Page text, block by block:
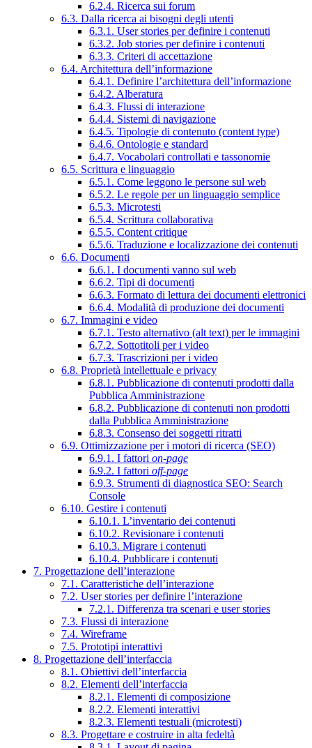
6.2.4. Ricerca sui forum
6.3. Dalla ricerca ai bisogni degli utenti
6.3.1. User stories per definire i contenuti
6.3.2. Job stories per definire i contenuti
6.3.3. Criteri di accettazione
6.4. Architettura dell’informazione
6.4.1. Definire l’architettura dell’informazione
6.4.2. Alberatura
6.4.3. Flussi di interazione
6.4.4. Sistemi di navigazione
6.4.5. Tipologie di contenuto (content type)
6.4.6. Ontologie e standard
6.4.7. Vocabolari controllati e tassonomie
6.5. Scrittura e linguaggio
6.5.1. Come leggono le persone sul web
6.5.2. Le regole per un linguaggio semplice
6.5.3. Microtesti
6.5.4. Scrittura collaborativa
6.5.5. Content critique
6.5.6. Traduzione e localizzazione dei contenuti
6.6. Documenti
6.6.1. I documenti vanno sul web
6.6.2. Tipi di documenti
6.6.3. Formato di lettura dei documenti elettronici
6.6.4. Modalità di produzione dei documenti
6.7. Immagini e video
6.7.1. Testo alternativo (alt text) per le immagini
6.7.2. Sottotitoli per i video
6.7.3. Trascrizioni per i video
6.8. Proprietà intellettuale e privacy
6.8.1. Pubblicazione di contenuti prodotti dalla
Pubblica Amministrazione
6.8.2. Pubblicazione di contenuti non prodotti
dalla Pubblica Amministrazione
6.8.3. Consenso dei soggetti ritratti
6.9. Ottimizzazione per i motori di ricerca (SEO)
6.9.1. I fattori on-page
6.9.2. I fattori off-page
6.9.3. Strumenti di diagnostica SEO: Search
Console
6.10. Gestire i contenuti
6.10.1. L’inventario dei contenuti
6.10.2. Revisionare i contenuti
6.10.3. Migrare i contenuti
6.10.4. Pubblicare i contenuti
7. Progettazione dell’interazione
7.1. Caratteristiche dell’interazione
7.2. User stories per definire l’interazione
7.2.1. Differenza tra scenari e user stories
7.3. Flussi di interazione
7.4. Wireframe
7.5. Prototipi interattivi
8. Progettazione dell’interfaccia
8.1. Obiettivi dell’interfaccia
8.2. Elementi dell’interfaccia
8.2.1. Elementi di composizione
8.2.2. Elementi interattivi
8.2.3. Elementi testuali (microtesti)
8.3. Progettare e costruire in alta fedeltà